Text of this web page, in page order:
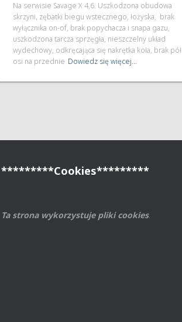
Na serwisie Savage X 4,6. Uszkodzona obudowa
skrzyni, zębatki biegu wstecznego, łożyska, brak
wyłącznika on-of, brak popychacza i snapa gazu,
uszkodzona tarcza sprzęgła, nieszczelny układ
wydechowy, odkręcająca się nakrętka koła, brak pół
osi na przednie Dowiedz się więcej…
*********Cookies*********
Ta strona wykorzystuje pliki cookies.